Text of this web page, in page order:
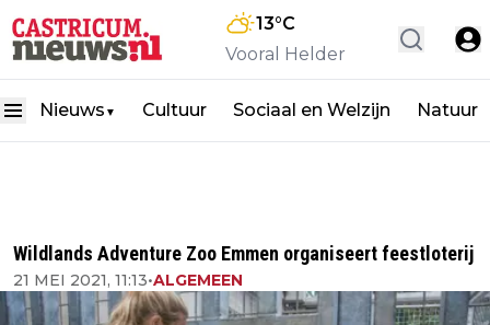
13°C
Vooral Helder
Nieuws ▼ Cultuur Sociaal en Welzijn Natuur
Wildlands Adventure Zoo Emmen organiseert feestloterij
21 MEI 2021, 11:13•ALGEMEEN